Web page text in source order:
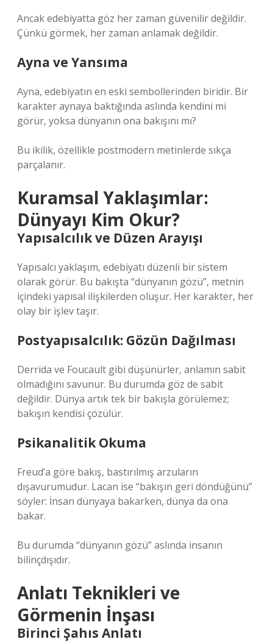
Ancak edebiyatta göz her zaman güvenilir değildir.
Çünkü görmek, her zaman anlamak değildir.
Ayna ve Yansıma
Ayna, edebiyatın en eski sembollerinden biridir. Bir
karakter aynaya baktığında aslında kendini mi
görür, yoksa dünyanın ona bakışını mı?
Bu ikilik, özellikle postmodern metinlerde sıkça
parçalanır.
Kuramsal Yaklaşımlar:
Dünyayı Kim Okur?
Yapısalcılık ve Düzen Arayışı
Yapısalcı yaklaşım, edebiyatı düzenli bir sistem
olarak görür. Bu bakışta “dünyanın gözü”, metnin
içindeki yapısal ilişkilerden oluşur. Her karakter, her
olay bir işlev taşır.
Postyapısalcılık: Gözün Dağılması
Derrida ve Foucault gibi düşünürler, anlamın sabit
olmadığını savunur. Bu durumda göz de sabit
değildir. Dünya artık tek bir bakışla görülemez;
bakışın kendisi çözülür.
Psikanalitik Okuma
Freud’a göre bakış, bastırılmış arzuların
dışavurumudur. Lacan ise “bakışın geri döndüğünü”
söyler: İnsan dünyaya bakarken, dünya da ona
bakar.
Bu durumda “dünyanın gözü” aslında insanın
bilinçdışıdır.
Anlatı Teknikleri ve
Görmenin İnşası
Birinci Şahıs Anlatı